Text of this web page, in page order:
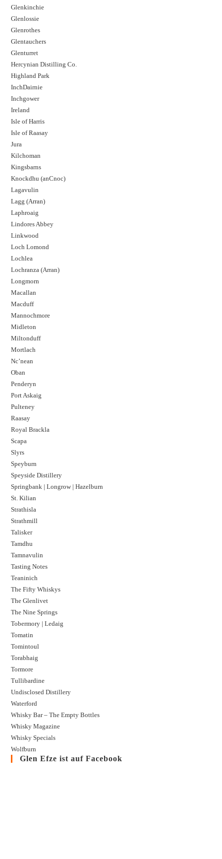
Glenkinchie
Glenlossie
Glenrothes
Glentauchers
Glenturret
Hercynian Distilling Co.
Highland Park
InchDairnie
Inchgower
Ireland
Isle of Harris
Isle of Raasay
Jura
Kilchoman
Kingsbarns
Knockdhu (anCnoc)
Lagavulin
Lagg (Arran)
Laphroaig
Lindores Abbey
Linkwood
Loch Lomond
Lochlea
Lochranza (Arran)
Longmorn
Macallan
Macduff
Mannochmore
Midleton
Miltonduff
Mortlach
Nc’nean
Oban
Penderyn
Port Askaig
Pulteney
Raasay
Royal Brackla
Scapa
Slyrs
Speyburn
Speyside Distillery
Springbank | Longrow | Hazelburn
St. Kilian
Strathisla
Strathmill
Talisker
Tamdhu
Tamnavulin
Tasting Notes
Teaninich
The Fifty Whiskys
The Glenlivet
The Nine Springs
Tobermory | Ledaig
Tomatin
Tomintoul
Torabhaig
Tormore
Tullibardine
Undisclosed Distillery
Waterford
Whisky Bar – The Empty Bottles
Whisky Magazine
Whisky Specials
Wolfburn
Glen Efze ist auf Facebook